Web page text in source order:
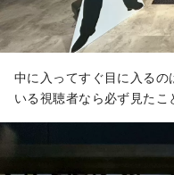
中に入ってすぐ目に入るの
いる視聴者なら必ず見たこ